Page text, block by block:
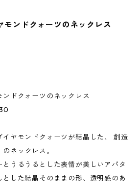
モンドクォーツのネックレス
ンドクォーツのネックレス
イヤモンドクォーツが結晶した、 創造
ネックレス。
うるうるとした表情が美しいアパタ
した結晶そのままの形、透明感のあ